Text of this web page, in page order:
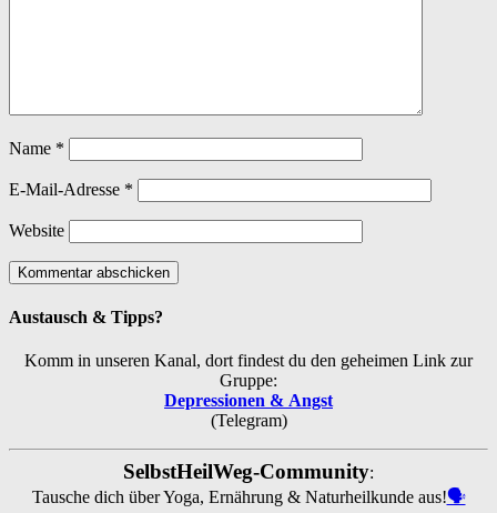
Name *
E-Mail-Adresse *
Website
Austausch & Tipps?
Komm in unseren Kanal, dort findest du den geheimen Link zur
Gruppe:
Depressionen & Angst
(Telegram)
SelbstHeilWeg-Community:
Tausche dich über Yoga, Ernährung & Naturheilkunde aus!🗣️